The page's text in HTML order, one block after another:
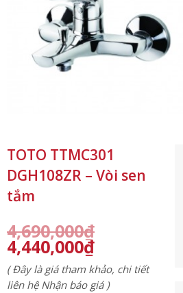
TOTO TTMC301
DGH108ZR – Vòi sen
tắm
4,690,000₫
4,440,000₫
( Đây là giá tham khảo, chi tiết
liên hệ Nhận báo giá )